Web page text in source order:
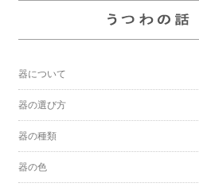
器について
器の選び方
器の種類
器の色